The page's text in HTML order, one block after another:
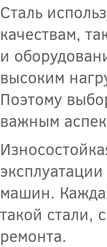
Сталь
качествам,
и
высоким
Поэтому
важным
машин.
такой стали,
ремонта.